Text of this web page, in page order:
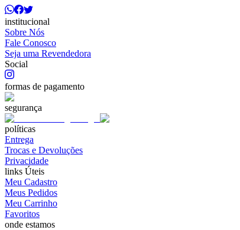
institucional
Sobre Nós
Fale Conosco
Seja uma Revendedora
Social
formas de pagamento
segurança
políticas
Entrega
Trocas e Devoluções
Privacidade
links Úteis
Meu Cadastro
Meus Pedidos
Meu Carrinho
Favoritos
onde estamos